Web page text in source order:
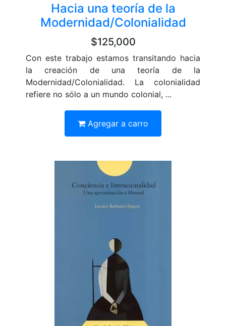
Hacia una teoría de la
Modernidad/Colonialidad
$125,000
Con este trabajo estamos transitando hacia
la creación de una teoría de la
Modernidad/Colonialidad. La colonialidad
refiere no sólo a un mundo colonial, ...
Agregar a carro